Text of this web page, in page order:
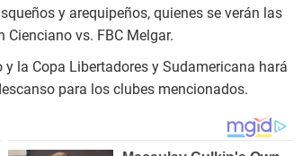
y arequipeños, quienes se verán las
vs. FBC Melgar.
y la Copa Libertadores y Sudamericana hará
para los clubes mencionados.